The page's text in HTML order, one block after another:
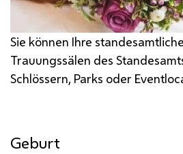
Sie können Ihre
Trauungssälen des
Schlössern, Parks oder
Geburt